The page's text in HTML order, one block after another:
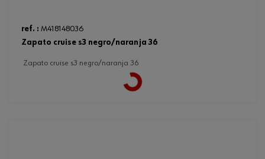
ref. : M418148036
zapato cruise s3 negro/naranja 36
zapato cruise s3 negro/naranja 36